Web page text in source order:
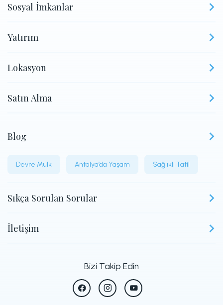
Sosyal İmkanlar
Yatırım
Lokasyon
Satın Alma
Blog
Devre Mülk Antalya’da Yaşam Sağlıklı Tatil
Sıkça Sorulan Sorular
İletişim
Bizi Takip Edin